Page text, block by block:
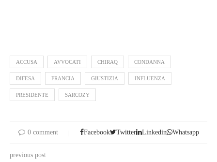
ACCUSA AVVOCATI CHIRAQ CONDANNA
DIFESA FRANCIA GIUSTIZIA INFLUENZA
PRESIDENTE SARCOZY
0 comment Facebook Twitter Linkedin Whatsapp
previous post